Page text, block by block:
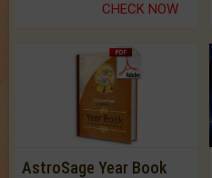
CHECK NOW
AstroSage Year Book